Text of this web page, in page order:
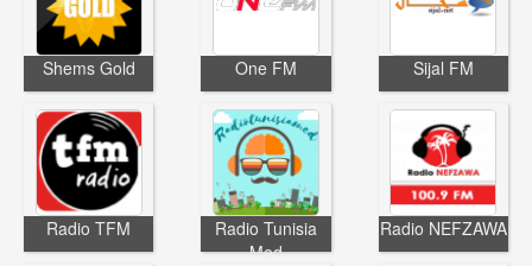
Shems Gold One FM Sijal FM
Radio TFM
Radio Tunisia
Med
Radio NEFZAWA